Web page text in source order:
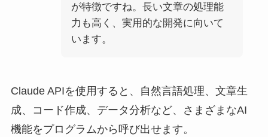
が特徴ですね。長い文章の処理能
力も高く、実用的な開発に向いて
います。
Claude APIを使用すると、自然言語処理、文章生
成、コード作成、データ分析など、さまざまなAI
機能をプログラムから呼び出せます。